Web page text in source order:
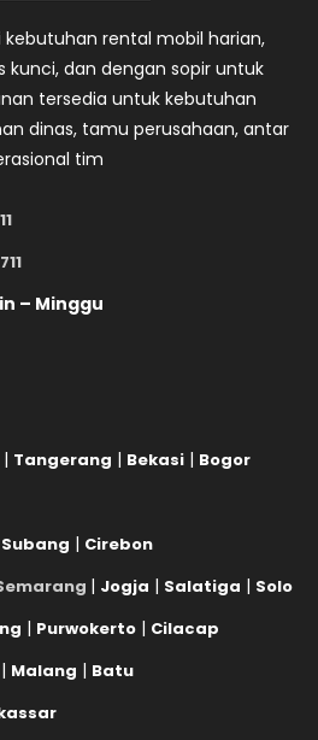
rental mobil harian,
kunci, dan dengan sopir untuk
tersedia untuk kebutuhan
dinas, tamu perusahaan, antar
tim
– Minggu
| Tangerang | Bekasi | Bogor
Subang | Cirebon
| Jogja | Salatiga | Solo
| Purwokerto | Cilacap
| Malang | Batu